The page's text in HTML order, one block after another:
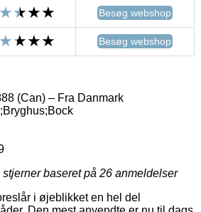
Besøg webshop
Besøg webshop
(Can) – Fra Danmark
stjerner baseret på 26 anmeldelser
i øjeblikket en hel del